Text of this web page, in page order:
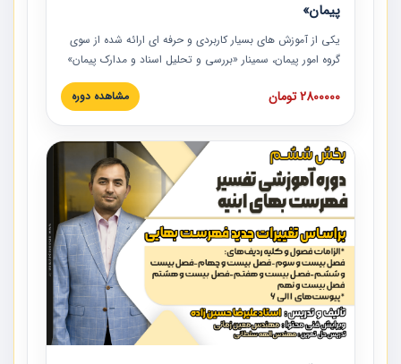
پیمان»
یکی از آموزش‏‏‏‏‏‏ های بسیار کاربردی و حرفه‏ ای ارائه شده از سوی
گروه امور پیمان، سمینار «بررسی و تحلیل اسناد و مدارک پیمان»
است که در دانشگاه صنعتی شریف ارائه شد. در این آموزش
نکات کلیدی مربوط به اسناد و مدارک پیمان، اولویت بندی اسناد
پیمان به همراه تجربیات عملی در این خصوص ارائه شده است.
2800000 تومان مشاهده دوره